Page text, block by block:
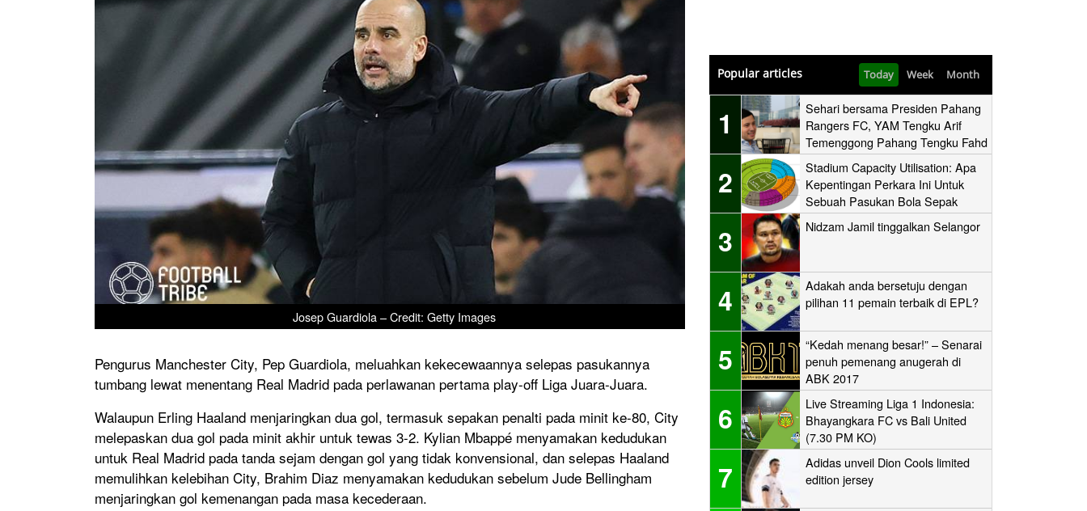
Josep Guardiola – Credit: Getty Images
Pengurus Manchester City, Pep Guardiola, meluahkan kekecewaannya selepas pasukannya
tumbang lewat menentang Real Madrid pada perlawanan pertama play-off Liga Juara-Juara.
Walaupun Erling Haaland menjaringkan dua gol, termasuk sepakan penalti pada minit ke-80, City
melepaskan dua gol pada minit akhir untuk tewas 3-2. Kylian Mbappé menyamakan kedudukan
untuk Real Madrid pada tanda sejam dengan gol yang tidak konvensional, dan selepas Haaland
memulihkan kelebihan City, Brahim Diaz menyamakan kedudukan sebelum Jude Bellingham
menjaringkan gol kemenangan pada masa kecederaan.
Popular articles Today Week Month
1
Sehari bersama Presiden Pahang
Rangers FC, YAM Tengku Arif
Temenggong Pahang Tengku Fahd
Mua’adzam Shah Ibni Sultan Haji
Ahmad Shah
2
Stadium Capacity Utilisation: Apa
Kepentingan Perkara Ini Untuk
Sebuah Pasukan Bola Sepak
3 Nidzam Jamil tinggalkan Selangor
4
Adakah anda bersetuju dengan
pilihan 11 pemain terbaik di EPL?
5
“Kedah menang besar!” – Senarai
penuh pemenang anugerah di
ABK 2017
6
Live Streaming Liga 1 Indonesia:
Bhayangkara FC vs Bali United
(7.30 PM KO)
7
Adidas unveil Dion Cools limited
edition jersey